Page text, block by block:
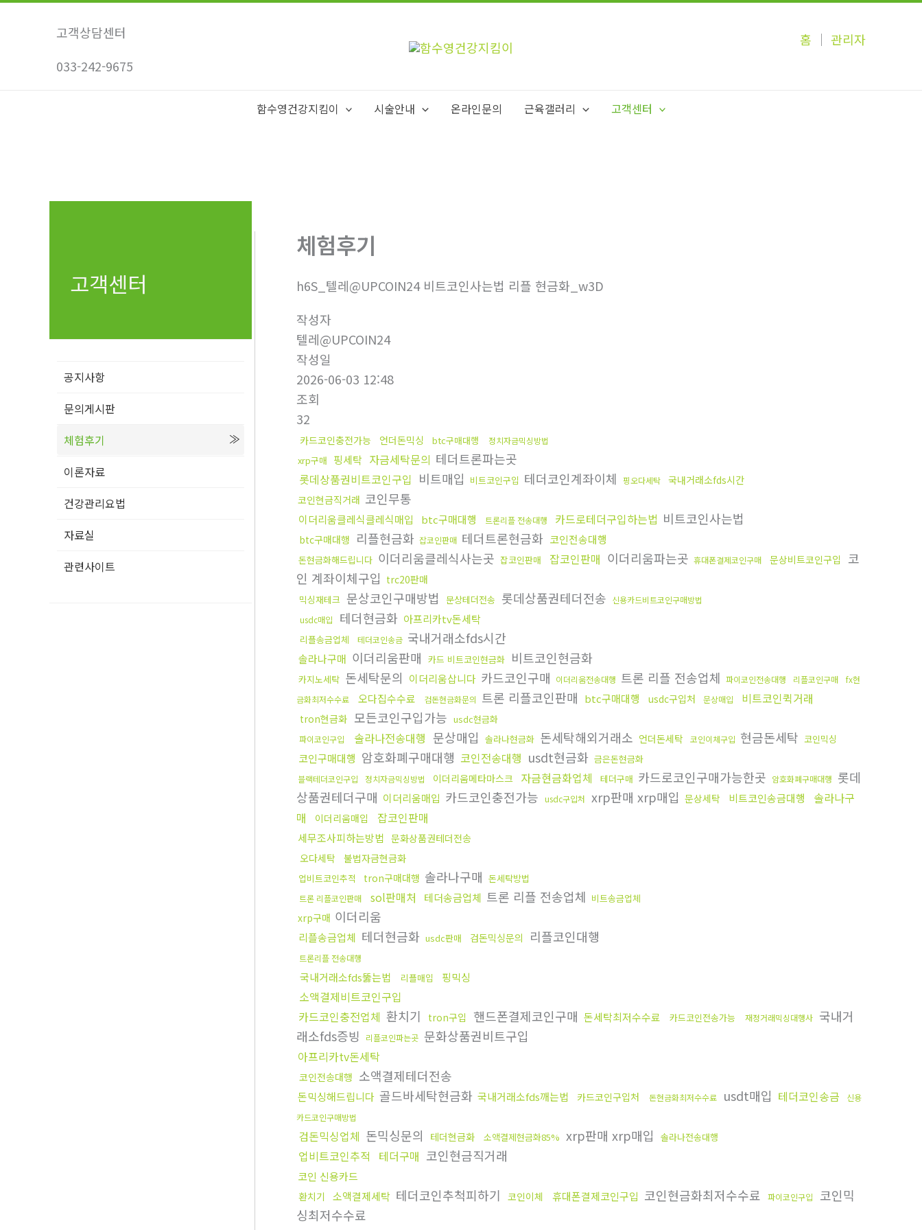
콘
고객상담센터
033-242-9675
홈 │ 관리자
함수영건강지킴이 시술안내 온라인문의 근육갤러리 고객센터
고객센터
공지사항
문의게시판
체험후기
이론자료
건강관리요법
자료실
관련사이트
체험후기
h6S_텔레@UPCOIN24 비트코인사는법 리플 현금화_w3D
작성자
텔레@UPCOIN24
작성일
2026-06-03 12:48
조회
32
카드코인충전가능 언더돈믹싱 btc구매대행 정치자금믹싱방법
xrp구매 핑세탁 자금세탁문의 테더트론파는곳
롯데상품권비트코인구입 비트매입 비트코인구입 테더코인계좌이체 핑오다세탁
국내거래소fds시간
코인현금직거래 코인무통
이더리움클레식클레식매입 btc구매대행 트론리플 전송대행 카드로테더구입하는법 비트코인사는법
btc구매대행 리플현금화 잡코인판매 테더트론현금화 코인전송대행
돈현금화해드립니다 이더리움클레식사는곳 잡코인판매 잡코인판매 이더리움파는곳 휴대폰결제코인구매 문상비트코인구입
코
인 계좌이체구입 trc20판매
믹싱재테크 문상코인구매방법 문상테더전송 롯데상품권테더전송 신용카드비트코인구매방법
usdc매입
테더현금화 아프리카tv돈세탁
리플송금업체 테더코인송금 국내거래소fds시간
솔라나구매 이더리움판매 카드 비트코인현금화 비트코인현금화
카지노세탁 돈세탁문의 이더리움삽니다 카드코인구매 이더리움전송대행 트론 리플 전송업체 파이코인전송대행 리플코인구매
fx현
금화최저수수료
오다집수수료 검돈현금화문의 트론 리플코인판매 btc구매대행 usdc구입처 문상매입 비트코인퀵거래
tron현금화 모든코인구입가능 usdc현금화
파이코인구입 솔라나전송대행 문상매입 솔라나현금화 돈세탁해외거래소 언더돈세탁 코인이체구입 현금돈세탁 코인믹싱
코인구매대행 암호화폐구매대행 코인전송대행 usdt현금화 금은돈현금화
블랙테더코인구입 정치자금믹싱방법 이더리움메타마스크 자금현금화업체 테더구매 카드로코인구매가능한곳 암호화폐구매대행 롯데
상품권테더구매 이더리움매입 카드코인충전가능 usdc구입처 xrp판매 xrp매입 문상세탁 비트코인송금대행
솔라나구
매
이더리움매입 잡코인판매
세무조사피하는방법 문화상품권테더전송
오다세탁
불법자금현금화
업비트코인추적 tron구매대행 솔라나구매 돈세탁방법
트론 리플코인판매 sol판매처 테더송금업체 트론 리플 전송업체 비트송금업체
xrp구매 이더리움
리플송금업체 테더현금화 usdc판매 검돈믹싱문의 리플코인대행
트론리플 전송대행
국내거래소fds뚫는법 리플매입 핑믹싱
소액결제비트코인구입
카드코인충전업체 환치기 tron구입 핸드폰결제코인구매 돈세탁최저수수료 카드코인전송가능 재정거래믹싱대행사 국내거
래소fds증빙
리플코인파는곳 문화상품권비트구입
아프리카tv돈세탁
코인전송대행 소액결제테더전송
돈믹싱해드립니다 골드바세탁현금화 국내거래소fds깨는법 카드코인구입처 돈현금화최저수수료 usdt매입 테더코인송금
신용
카드코인구매방법
검돈믹싱업체 돈믹싱문의 테더현금화 소액결제현금화85% xrp판매 xrp매입 솔라나전송대행
업비트코인추적 테더구매 코인현금직거래
코인 신용카드
환치기 소액결제세탁 테더코인추척피하기 코인이체 휴대폰결제코인구입 코인현금화최저수수료 파이코인구입
코인믹
싱최저수수료